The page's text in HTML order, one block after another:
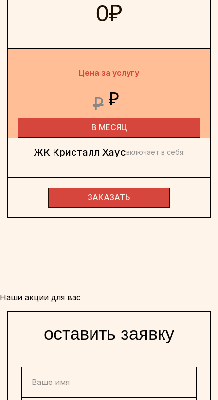
0₽
Цена за услугу
₽ ₽
В МЕСЯЦ
ЖК Кристалл Хаусвключает в себя:
ЗАКАЗАТЬ
Наши акции для вас
оставить заявку